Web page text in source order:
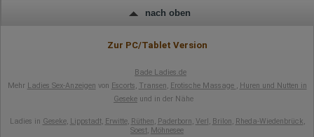
nach oben
Zur PC/Tablet Version
Bade Ladies.de
Mehr Ladies Sex-Anzeigen von Escorts, Transen, Erotische Massage , Huren und Nutten in
Geseke und in der Nähe
Ladies in Geseke, Lippstadt, Erwitte, Rüthen Paderborn Verl Brilon Rheda-Wiedenbrück
Soest Möhnesee